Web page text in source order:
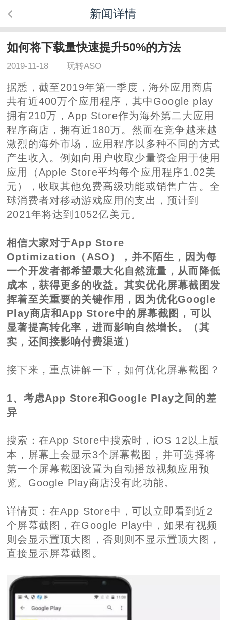
新闻详情
如何将下载量快速提升50%的方法
2019-11-18 玩转ASO
据悉，截至2019年第一季度，海外应用商店
共有近400万个应用程序，其中Google play
拥有210万，App Store作为海外第二大应用
程序商店，拥有近180万。然而在竞争越来越
激烈的海外市场，应用程序以多种不同的方式
产生收入。例如向用户收取少量资金用于使用
应用（Apple Store平均每个应用程序1.02美
元），收取其他免费高级功能或销售广告。全
球消费者对移动游戏应用的支出，预计到
2021年将达到1052亿美元。
相信大家对于App Store
Optimization（ASO），并不陌生，因为每
一个开发者都希望最大化自然流量，从而降低
成本，获得更多的收益。其实优化屏幕截图发
挥着至关重要的关键作用，因为优化Google
Play商店和App Store中的屏幕截图，可以
显著提高转化率，进而影响自然增长。（其
实，还间接影响付费渠道）
接下来，重点讲解一下，如何优化屏幕截图？
1、考虑App Store和Google Play之间的差
异
搜索：在App Store中搜索时，iOS 12以上版
本，屏幕上会显示3个屏幕截图，并可选择将
第一个屏幕截图设置为自动播放视频应用预
览。Google Play商店没有此功能。
详情页：在App Store中，可以立即看到近2
个屏幕截图，在Google Play中，如果有视频
则会显示置顶大图，否则则不显示置顶大图，
直接显示屏幕截图。